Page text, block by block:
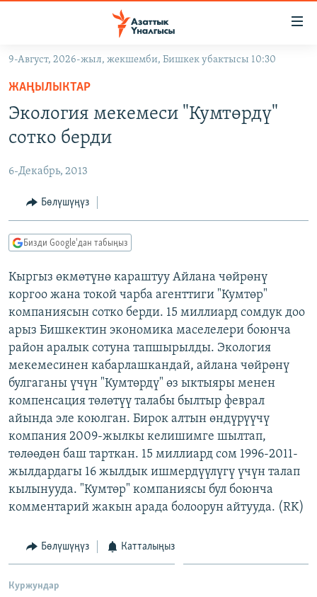
Навигацияга
өтүңүз
Издөөгө
салыңызКЫРГЫЗСТАН
ЭКОНОМИКА
МАДАНИЯТ
БОРБОР АЗИЯ
АТАЙЫН ИЛИКТӨӨ
ТВ ПРОГРАММАЛАР
ЭКСПЕРТТЕР ТАЛДАЙТ
БИЗ ЖАНА ДҮЙНӨ
ЭЖЕ-СИҢДИЛЕР
АЗАТТЫК+
ЫҢГАЙСЫЗ СУРООЛОР
ӨЗГӨЧӨ ПИКИР
Русский
ОНЛАЙН ШЕРИНЕ
ЭЕ/АРнун бардык сайттары
9-Август, 2026-жыл, жекшемби, Бишкек убактысы 10:30
ЖАҢЫЛЫКТАР
Экология мекемеси "Кумтөрдү"
сотко берди
6-Декабрь, 2013
Бөлүшүңүз
Бизди Google'дан табыңыз
Кыргыз өкмөтүнө караштуу Айлана чөйрөнү
коргоо жана токой чарба агенттиги "Кумтөр"
компаниясын сотко берди. 15 миллиард сомдук доо
арыз Бишкектин экономика маселелери боюнча
район аралык сотуна тапшырылды. Экология
мекемесинен кабарлашкандай, айлана чөйрөнү
булгаганы үчүн "Кумтөрдү" өз ыктыяры менен
компенсация төлөтүү талабы былтыр феврал
айында эле коюлган. Бирок алтын өндүрүүчү
компания 2009-жылкы келишимге шылтап,
төлөөдөн баш тарткан. 15 миллиард сом 1996-2011-
жылдардагы 16 жылдык ишмердүүлүгү үчүн талап
кылынууда. "Кумтөр" компаниясы бул боюнча
комментарий жакын арада болоорун айтууда. (RK)
Бөлүшүңүз Катталыңыз
Куржундар